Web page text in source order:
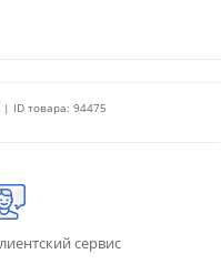
ID товара: 94475
сервис